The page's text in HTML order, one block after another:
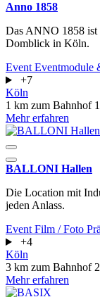
Anno 1858
Das ANNO 1858 ist
Domblick in Köln.
Event Eventmodule
+7
Köln
1 km zum Bahnhof
Mehr erfahren
BALLONI Hallen
Die Location mit
jeden Anlass.
Event Film / Foto
+4
Köln
3 km zum Bahnhof
Mehr erfahren